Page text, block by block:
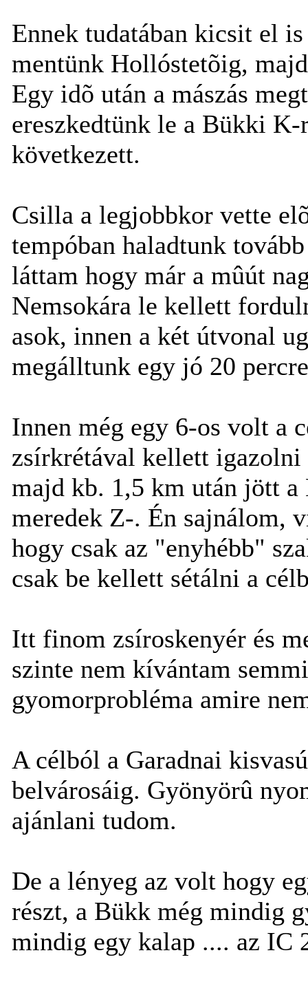
Ennek tudatában kicsit el
mentünk Hollóstetõig,
Egy idõ után a mászás
ereszkedtünk le a Bükki K-
következett.
Csilla a legjobbkor vette
tempóban haladtunk
láttam hogy már a mûút
Nemsokára le kellett
asok, innen a két útvonal
megálltunk egy jó 20
Innen még egy 6-os volt a
zsírkrétával kellett igazolni
majd kb. 1,5 km után jött
meredek Z-. Én sajnálom,
hogy csak az "enyhébb"
csak be kellett sétálni a
Itt finom zsíroskenyér és
szinte nem kívántam
gyomorprobléma amire
A célból a Garadnai
belvárosáig. Gyönyörû
ajánlani tudom.
De a lényeg az volt hogy
részt, a Bükk még mindig
mindig egy kalap .... az IC